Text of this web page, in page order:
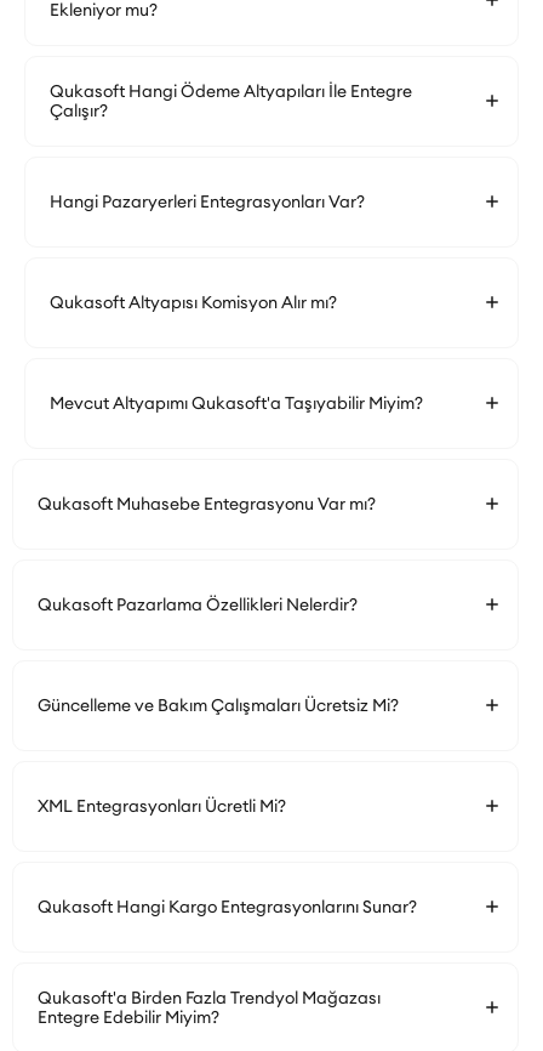
Ekleniyor mu?
Qukasoft Hangi Ödeme Altyapıları İle Entegre
Çalışır?
Hangi Pazaryerleri Entegrasyonları Var?
Qukasoft Altyapısı Komisyon Alır mı?
Mevcut Altyapımı Qukasoft'a Taşıyabilir Miyim?
Qukasoft Muhasebe Entegrasyonu Var mı?
Qukasoft Pazarlama Özellikleri Nelerdir?
Güncelleme ve Bakım Çalışmaları Ücretsiz Mi?
XML Entegrasyonları Ücretli Mi?
Qukasoft Hangi Kargo Entegrasyonlarını Sunar?
Qukasoft'a Birden Fazla Trendyol Mağazası
Entegre Edebilir Miyim?